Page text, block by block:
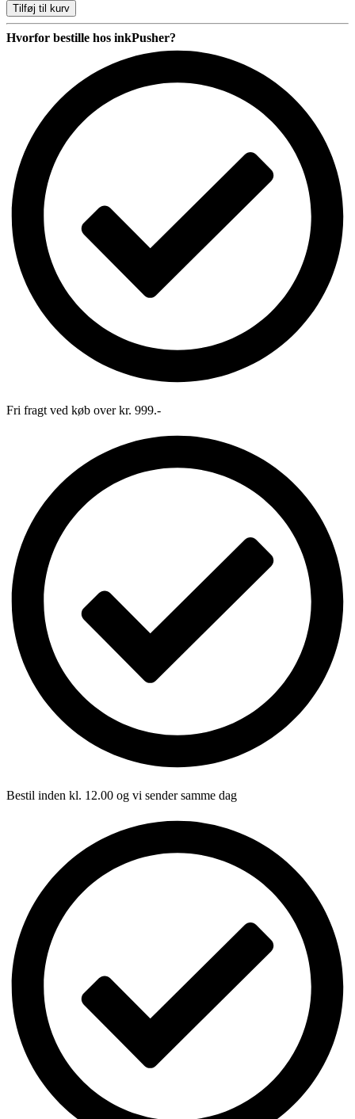
antal
Tilføj til kurv
Hvorfor bestille hos inkPusher?
Fri fragt ved køb over kr. 999.-
Bestil inden kl. 12.00 og vi sender samme dag